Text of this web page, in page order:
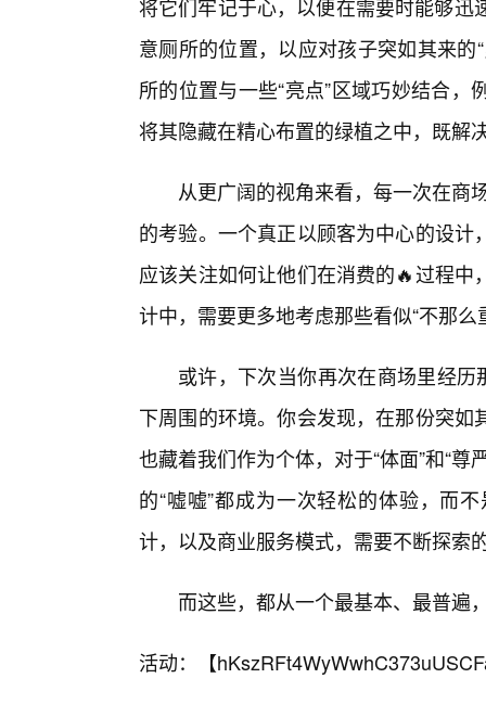
将它们牢记于心，以便在需要时能够
意厕所的位置，以应对孩子突如其来
所的位置与一些“亮点”区域巧妙结合
将其隐藏在精心布置的绿植之中，既解
从更广阔的视角来看，每一次在商
的考验。一个真正以顾客为中心的设
应该关注如何让他们在消费的🔥过程
计中，需要更多地考虑那些看似“不那
或许，下次当你再次在商场里经历
下周围的环境。你会发现，在那份突
也藏着我们作为个体，对于“体面”和“
的“嘘嘘”都成为一次轻松的体验，而
计，以及商业服务模式，需要不断探索
而这些，都从一个最基本、最普遍
活动：【